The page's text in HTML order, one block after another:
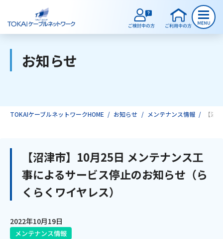
ご検討中のお客様
インターネット
お知らせ
TOKAIケーブルネットワークHOME お知らせ メンテナンス情報 【沼
【沼津市】10月25日 メンテナンス工
事によるサービス停止のお知らせ（ら
くらくワイヤレス）
2022年10月19日
メンテナンス情報